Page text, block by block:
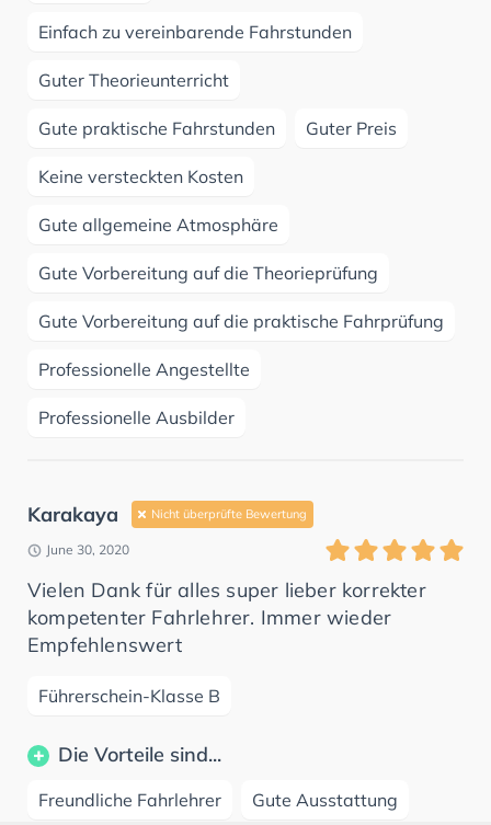
Einfach zu vereinbarende Fahrstunden
Guter Theorieunterricht
Gute praktische Fahrstunden Guter Preis
Keine versteckten Kosten
Gute allgemeine Atmosphäre
Gute Vorbereitung auf die Theorieprüfung
Gute Vorbereitung auf die praktische Fahrprüfung
Professionelle Angestellte
Professionelle Ausbilder
Karakaya Nicht überprüfte Bewertung
June 30, 2020
Vielen Dank für alles super lieber korrekter
kompetenter Fahrlehrer. Immer wieder
Empfehlenswert
Führerschein-Klasse B
Die Vorteile sind...
Freundliche Fahrlehrer Gute Ausstattung